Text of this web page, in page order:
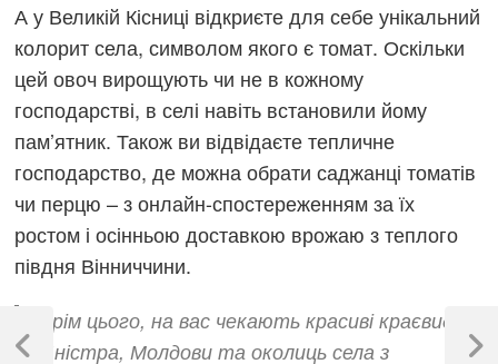
А у Великій Кісниці відкриєте для себе унікальний
колорит села, символом якого є томат. Оскільки
цей овоч вирощують чи не в кожному
господарстві, в селі навіть встановили йому
пам’ятник. Також ви відвідаєте тепличне
господарство, де можна обрати саджанці томатів
чи перцю – з онлайн-спостереженням за їх
ростом і осінньою доставкою врожаю з теплого
півдня Вінниччини.
Крім цього, на вас чекають красиві краєвиди
Дністра, Молдови та околиць села з
Навігація
Previous Next